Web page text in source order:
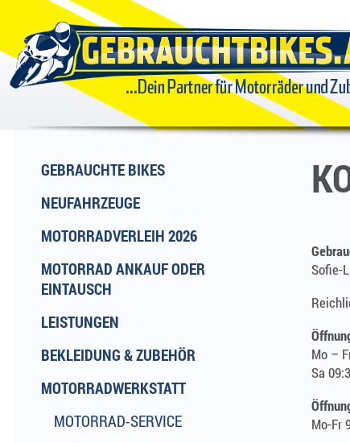
GEBRAUCHTBIKES
...DEIN
PARTNER FÜR
MOTORRÄDER
UND
Sofie-
Mo –
Sa
Mo-Fr
GEBRAUCHTE BIKES
NEUFAHRZEUGE
MOTORRADVERLEIH 2026
MOTORRAD ANKAUF ODER
EINTAUSCH
LEISTUNGEN
BEKLEIDUNG & ZUBEHÖR
MOTORRADWERKSTATT
MOTORRAD-SERVICE